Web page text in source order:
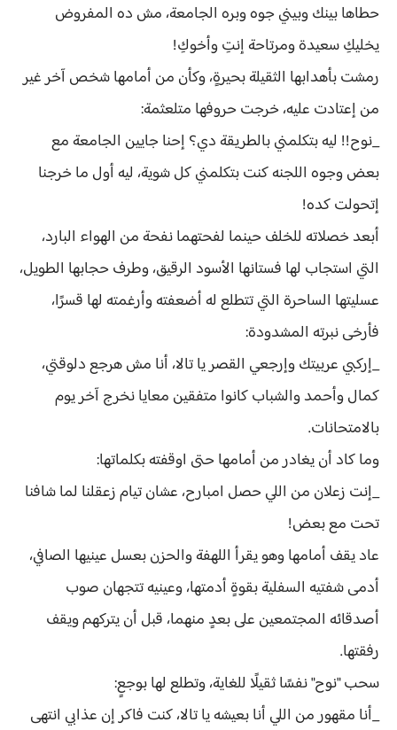
حطاها بينك وبيني جوه وبره الجامعة، مش ده المفروض
يخليكِ سعيدة ومرتاحة إنتِ وأخوكِ!
رمشت بأهدابها الثقيلة بحيرةٍ، وكأن من أمامها شخص آخر غير
من إعتادت عليه، خرجت حروفها متلعثمة:
_نوح!! ليه بتكلمني بالطريقة دي؟ إحنا جايين الجامعة مع
بعض وجوه اللجنه كنت بتكلمني كل شوية، ليه أول ما خرجنا
إتحولت كده!
أبعد خصلاته للخلف حينما لفحتهما نفحة من الهواء البارد،
التي استجاب لها فستانها الأسود الرقيق، وطرف حجابها الطويل،
عسليتها الساحرة التي تتطلع له أضعفته وأرغمته لها قسرًا،
فأرخى نبرته المشدودة:
_إركبي عربيتك وإرجعي القصر يا تالا، أنا مش هرجع دلوقتي،
كمال وأحمد والشباب كانوا متفقين معايا نخرج آخر يوم
بالامتحانات.
وما كاد أن يغادر من أمامها حتى اوقفته بكلماتها:
_إنت زعلان من اللي حصل امبارح، عشان تيام زعقلنا لما شافنا
تحت مع بعض!
عاد يقف أمامها وهو يقرأ اللهفة والحزن بعسل عينيها الصافي،
أدمى شفتيه السفلية بقوةٍ أدمتها، وعينيه تتجهان صوب
أصدقائه المجتمعين على بعدٍ منهما، قبل أن يتركهم ويقف
رفقتها.
سحب "نوح" نفسًا ثقيلًا للغاية، وتطلع لها بوجعٍ:
_أنا مقهور من اللي أنا بعيشه يا تالا، كنت فاكر إن عذابي انتهى